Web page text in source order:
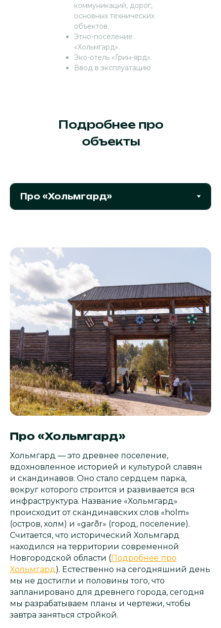
коммуникаций, дорог,
основных технических
объектов.
Этно-поселение
«Хольмгард».
Эко-отель «Грин-ярд».
Ввод в эксплуатацию
Подробнее про
объекты
Про «Хольмгард»
Хольмгард — это древнее поселение,
вдохновленное историей и культурой славян
и скандинавов. Оно стало сердцем парка,
вокруг которого строится и развивается вся
инфраструктура. Название «Хольмгард»
происходит от скандинавских слов «holm»
(остров, холм) и «garðr» (город, поселение).
Считается, что исторический Хольмгард
находился на территории современной
Новгородской области (Подробнее про
Хольмгард). Естественно на сегодняшний день
мы не достигли и половины того, что
запланировано для древнего города, сегодня
мы разрабатываем планы и чертежи, чтобы
завтра заняться стройкой.